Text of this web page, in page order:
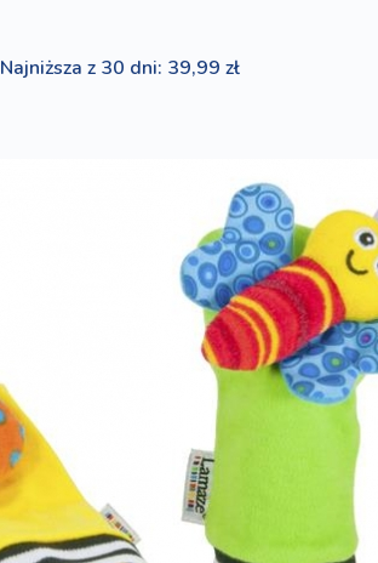
Najniższa z 30 dni: 39,99 zł